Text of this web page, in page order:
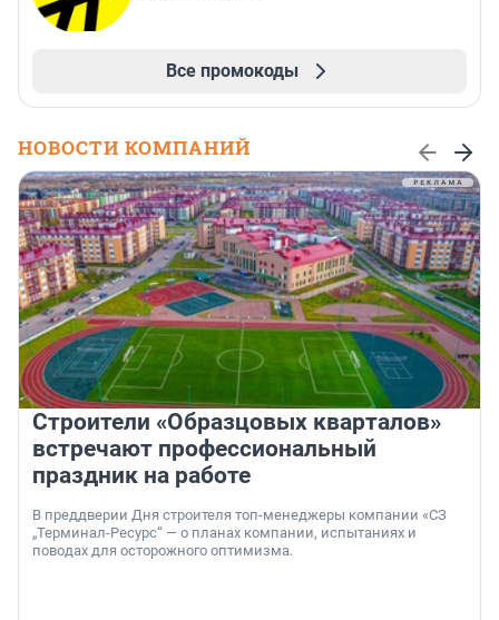
Все промокоды
НОВОСТИ КОМПАНИЙ
Строители «Образцовых кварталов»
встречают профессиональный
праздник на работе
В преддверии Дня строителя топ-менеджеры компании «СЗ
„Терминал-Ресурс“ — о планах компании, испытаниях и
поводах для осторожного оптимизма.